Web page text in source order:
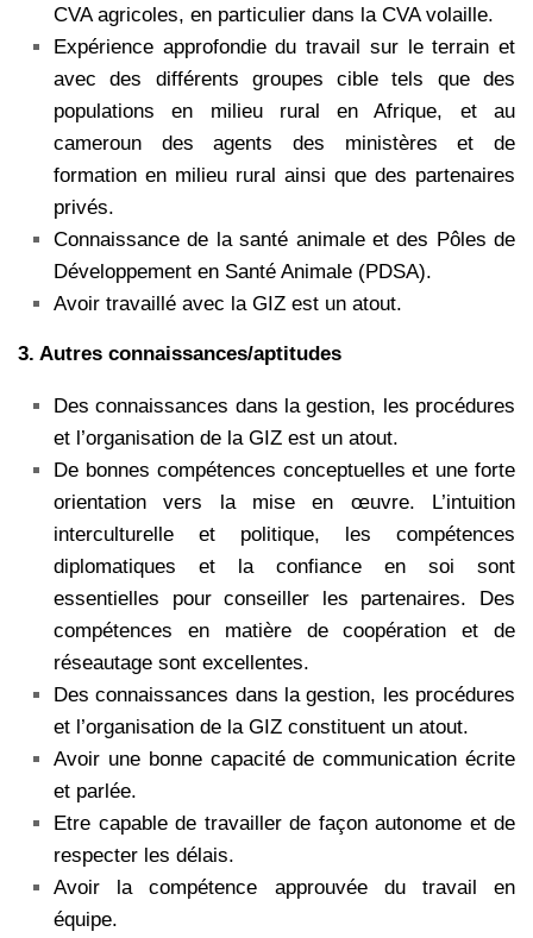
CVA agricoles, en particulier dans la CVA volaille.
Expérience approfondie du travail sur le terrain et
avec des différents groupes cible tels que des
populations en milieu rural en Afrique, et au
cameroun des agents des ministères et de
formation en milieu rural ainsi que des partenaires
privés.
Connaissance de la santé animale et des Pôles de
Développement en Santé Animale (PDSA).
Avoir travaillé avec la GIZ est un atout.
3. Autres connaissances/aptitudes
Des connaissances dans la gestion, les procédures
et l’organisation de la GIZ est un atout.
De bonnes compétences conceptuelles et une forte
orientation vers la mise en œuvre. L’intuition
interculturelle et politique, les compétences
diplomatiques et la confiance en soi sont
essentielles pour conseiller les partenaires. Des
compétences en matière de coopération et de
réseautage sont excellentes.
Des connaissances dans la gestion, les procédures
et l’organisation de la GIZ constituent un atout.
Avoir une bonne capacité de communication écrite
et parlée.
Etre capable de travailler de façon autonome et de
respecter les délais.
Avoir la compétence approuvée du travail en
équipe.